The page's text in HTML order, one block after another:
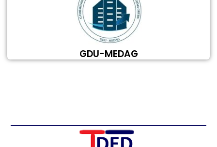
GDU-MEDAG